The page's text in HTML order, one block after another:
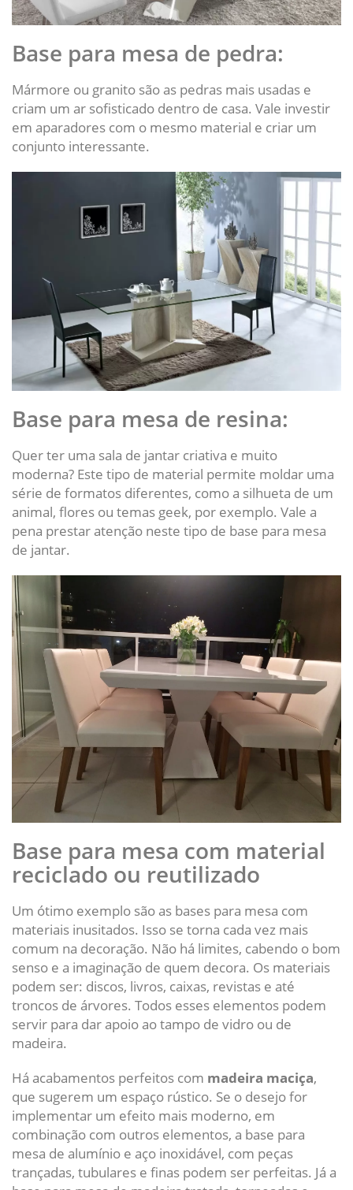
Base para mesa de pedra:
Mármore ou granito são as pedras mais usadas e
criam um ar sofisticado dentro de casa. Vale investir
em aparadores com o mesmo material e criar um
conjunto interessante.
Base para mesa de resina:
Quer ter uma sala de jantar criativa e muito
moderna? Este tipo de material permite moldar uma
série de formatos diferentes, como a silhueta de um
animal, flores ou temas geek, por exemplo. Vale a
pena prestar atenção neste tipo de base para mesa
de jantar.
Base para mesa com material
reciclado ou reutilizado
Um ótimo exemplo são as bases para mesa com
materiais inusitados. Isso se torna cada vez mais
comum na decoração. Não há limites, cabendo o bom
senso e a imaginação de quem decora. Os materiais
podem ser: discos, livros, caixas, revistas e até
troncos de árvores. Todos esses elementos podem
servir para dar apoio ao tampo de vidro ou de
madeira.
Há acabamentos perfeitos com madeira maciça,
que sugerem um espaço rústico. Se o desejo for
implementar um efeito mais moderno, em
combinação com outros elementos, a base para
mesa de alumínio e aço inoxidável, com peças
trançadas, tubulares e finas podem ser perfeitas. Já a